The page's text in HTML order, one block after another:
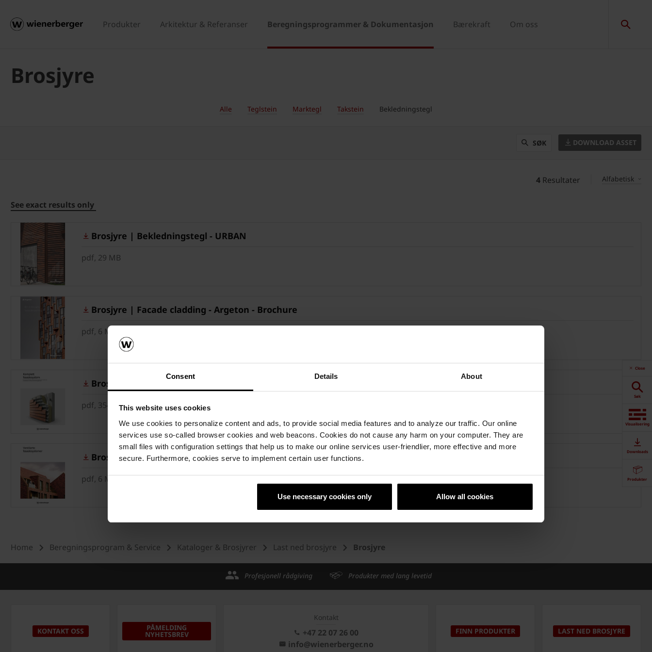
Consent Details About
This website uses cookies
We use cookies to personalize content and ads, to provide social media features and to analyze our traffic. Our online
services use so-called browser cookies and web beacons. Cookies do not cause any harm on your computer. They are
small files with configuration settings that help us to make our online services user-friendlier, more effective and more
secure. Furthermore, cookies serve to implement certain user functions.
Use necessary cookies only Allow all cookies
Produkter Arkitektur & Referanser Beregningsprogrammer & Dokumentasjon Bærekraft Om oss
Brosjyre
Alle Teglstein Marktegl Takstein Bekledningstegl
SØK DOWNLOAD ASSET
See exact results only
4 Resultater Alfabetisk
Brosjyre | Bekledningstegl - URBAN
pdf, 29 MB
Brosjyre | Facade cladding - Argeton - Brochure
pdf, 6 MB
Brosjyre | Komplett facadesystem
pdf, 354 KB
Brosjyre | Ventilerte fasader
pdf, 6 MB
Close
Søk
Visualisering
Downloads
Produkter
Home Beregningsprogram & Service Kataloger & Brosjyrer Last ned brosjyre Brosjyre
Profesjonell rådgiving Produkter med lang levetid
KONTAKT OSS PÅMELDING
NYHETSBREV
Kontakt
+47 22 07 26 00
info@wienerberger.no
FINN PRODUKTER LAST NED BROSJYRE